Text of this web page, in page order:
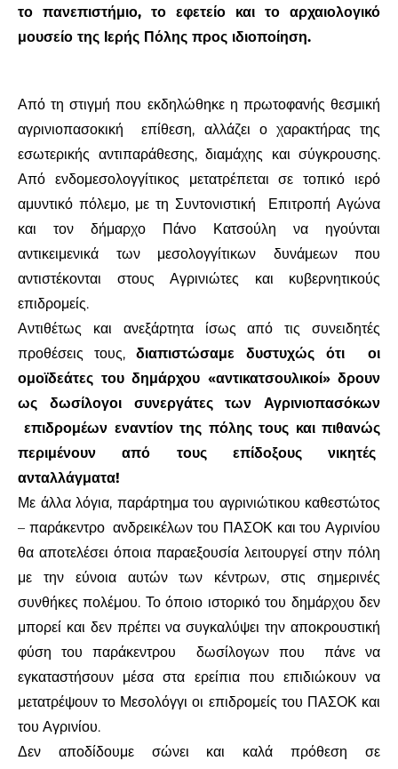
το πανεπιστήμιο, το εφετείο και το αρχαιολογικό
μουσείο της Ιερής Πόλης προς ιδιοποίηση.
Από τη στιγμή που εκδηλώθηκε η πρωτοφανής θεσμική
αγρινιοπασοκική
επίθεση, αλλάζει ο χαρακτήρας της
εσωτερικής αντιπαράθεσης, διαμάχης και σύγκρουσης.
Από ενδομεσολογγίτικος μετατρέπεται σε τοπικό ιερό
αμυντικό πόλεμο, με τη Συντονιστική
Επιτροπή Αγώνα
και τον δήμαρχο Πάνο Κατσούλη να ηγούνται
αντικειμενικά των μεσολογγίτικων δυνάμεων που
αντιστέκονται στους Αγρινιώτες και κυβερνητικούς
επιδρομείς.
Αντιθέτως και ανεξάρτητα ίσως από τις συνειδητές
προθέσεις τους, διαπιστώσαμε δυστυχώς ότι
οι
ομοϊδεάτες του δημάρχου «αντικατσουλικοί» δρουν
ως δωσίλογοι συνεργάτες των Αγρινιοπασόκων
επιδρομέων εναντίον της πόλης τους και πιθανώς
περιμένουν από τους επίδοξους νικητές
ανταλλάγματα!
Με άλλα λόγια, παράρτημα του αγρινιώτικου καθεστώτος
– παράκεντρο ανδρεικέλων του ΠΑΣΟΚ και του Αγρινίου
θα αποτελέσει όποια παραεξουσία λειτουργεί στην πόλη
με την εύνοια αυτών των κέντρων, στις σημερινές
συνθήκες πολέμου. Το όποιο ιστορικό του δημάρχου δεν
μπορεί και δεν πρέπει να συγκαλύψει την αποκρουστική
φύση του παράκεντρου
δωσίλογων που
πάνε να
εγκαταστήσουν μέσα στα ερείπια που επιδιώκουν να
μετατρέψουν το Μεσολόγγι οι επιδρομείς του ΠΑΣΟΚ και
του Αγρινίου.
Δεν αποδίδουμε σώνει και καλά πρόθεση σε